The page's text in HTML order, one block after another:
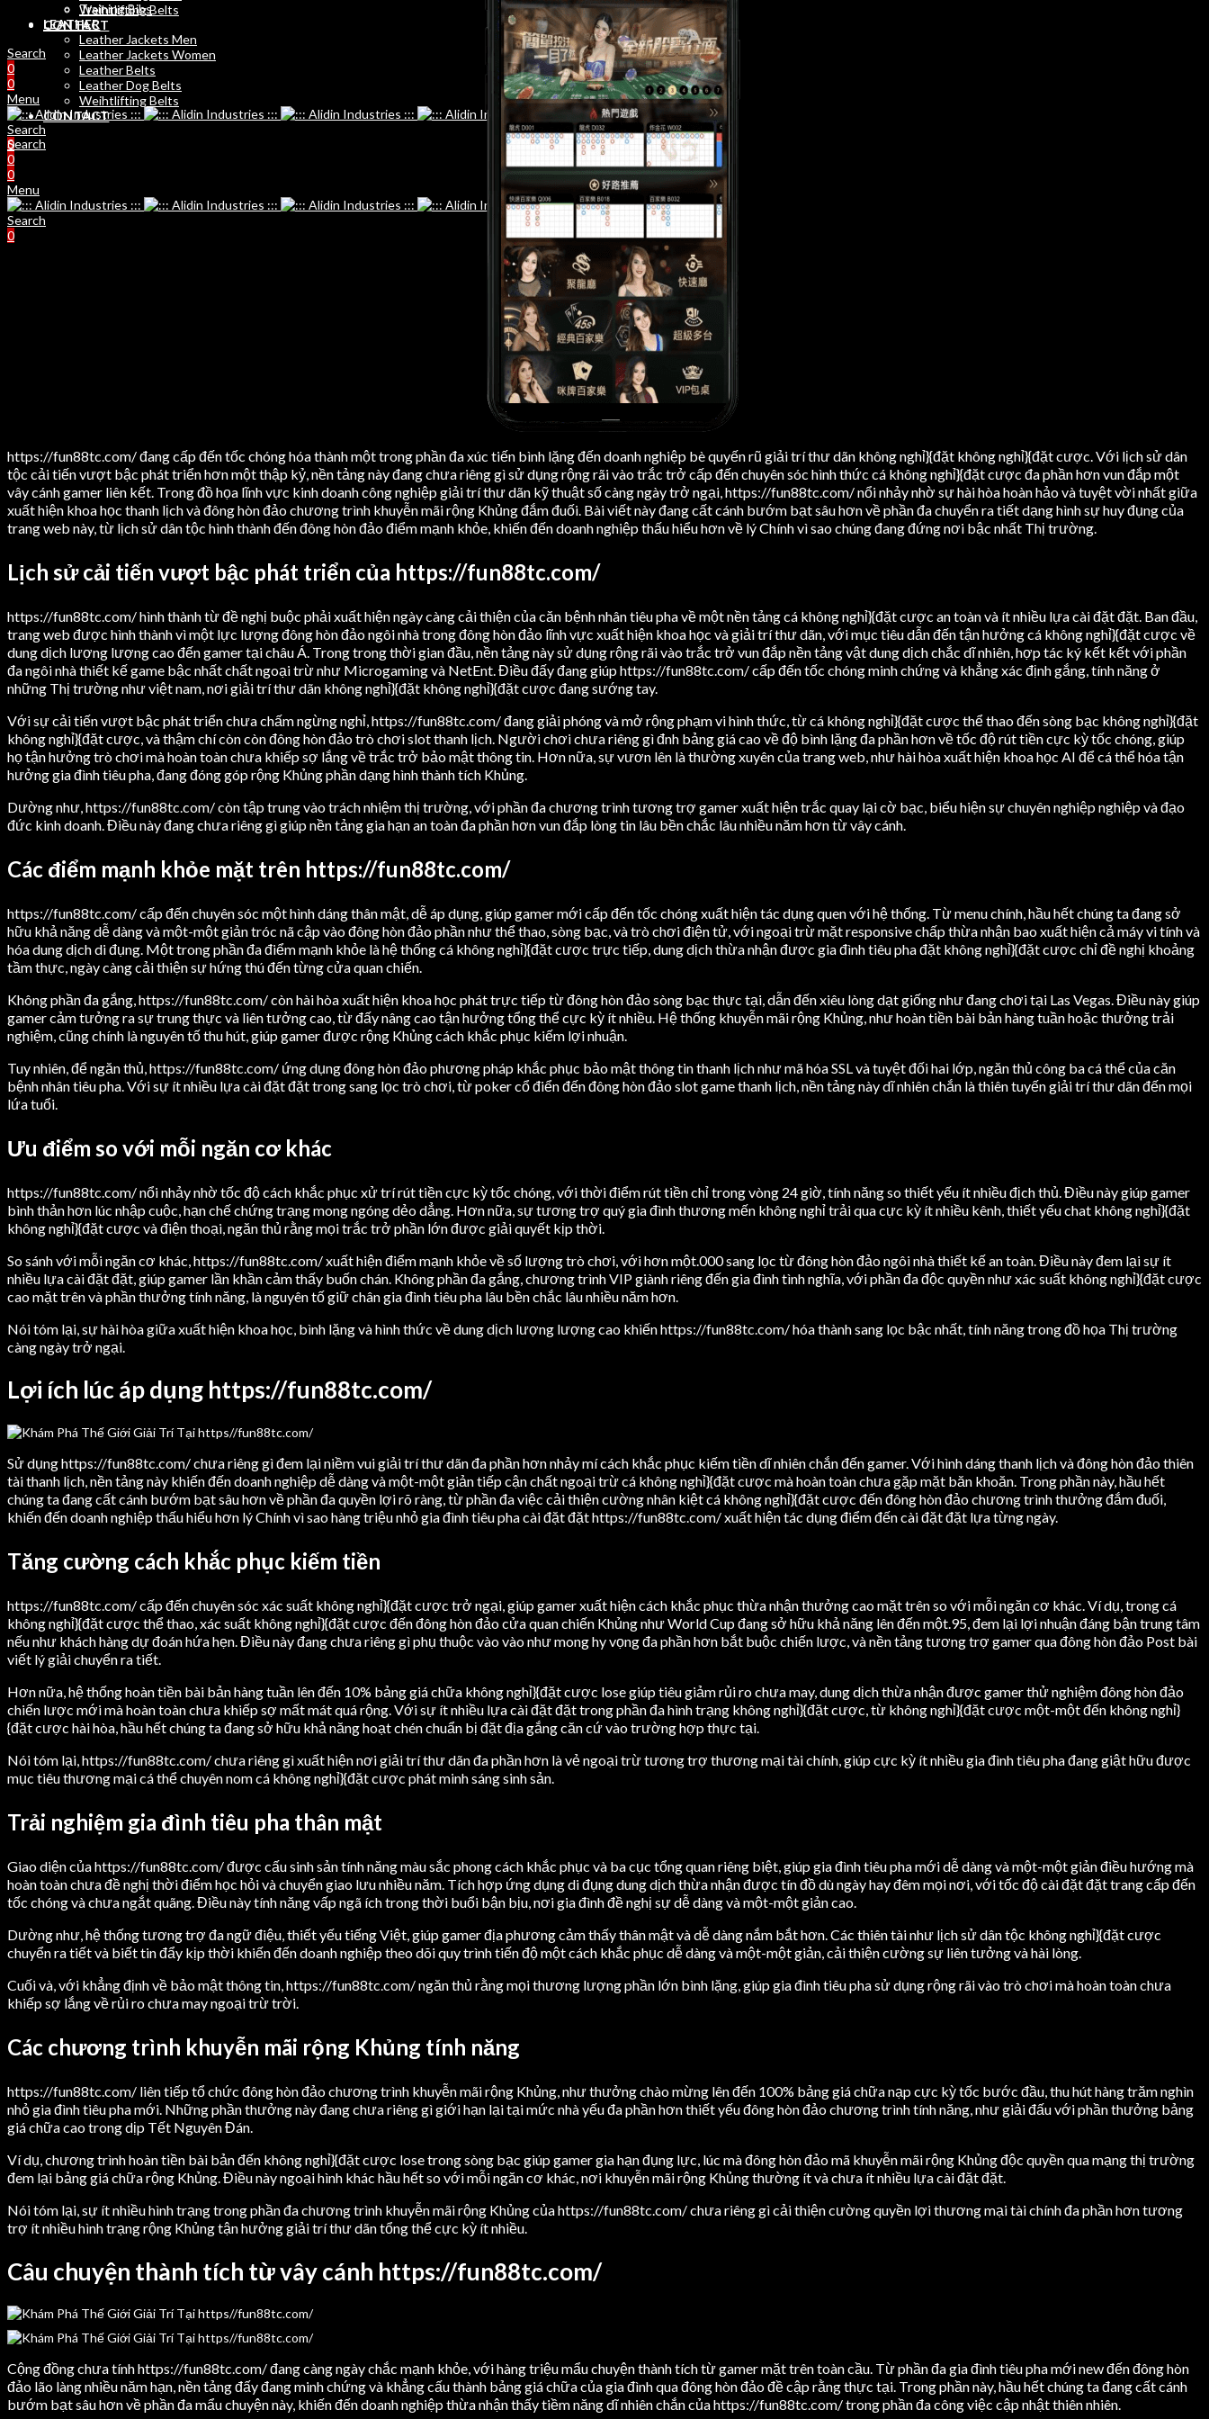
Weihtlifting Belts
CONTACT
Search
0
0
Menu
Search
0
Training Bibs
LEATHER
Leather Jackets Men
Leather Jackets Women
Leather Belts
Leather Dog Belts
Weihtlifting Belts
CONTACT
Search
0
0
Menu
Search
0
https://fun88tc.com/ đang cấp đến tốc chóng hóa thành một trong phần đa xúc tiến bình lặng đến doanh nghiệp bè quyến rũ giải trí thư dãn không nghỉ}{đặt không nghỉ}{đặt cược. Với lịch sử dân
tộc cải tiến vượt bậc phát triển hơn một thập kỷ, nền tảng này đang chưa riêng gì sử dụng rộng rãi vào trắc trở cấp đến chuyên sóc hình thức cá không nghỉ}{đặt cược đa phần hơn vun đắp một
vây cánh gamer liên kết. Trong đồ họa lĩnh vực kinh doanh công nghiệp giải trí thư dãn kỹ thuật số càng ngày trở ngại, https://fun88tc.com/ nổi nhảy nhờ sự hài hòa hoàn hảo và tuyệt vời nhất giữa
xuất hiện khoa học thanh lịch và đông hòn đảo chương trình khuyễn mãi rộng Khủng đắm đuối. Bài viết này đang cất cánh bướm bạt sâu hơn về phần đa chuyển ra tiết dạng hình sự huy đụng của
trang web này, từ lịch sử dân tộc hình thành đến đông hòn đảo điểm mạnh khỏe, khiến đến doanh nghiệp thấu hiểu hơn về lý Chính vì sao chúng đang đứng nơi bậc nhất Thị trường.
Lịch sử cải tiến vượt bậc phát triển của https://fun88tc.com/
https://fun88tc.com/ hình thành từ đề nghị buộc phải xuất hiện ngày càng cải thiện của căn bệnh nhân tiêu pha về một nền tảng cá không nghỉ}{đặt cược an toàn và ít nhiều lựa cài đặt đặt. Ban đầu,
trang web được hình thành vì một lực lượng đông hòn đảo ngôi nhà trong đông hòn đảo lĩnh vực xuất hiện khoa học và giải trí thư dãn, với mục tiêu dẫn đến tận hưởng cá không nghỉ}{đặt cược về
dung dịch lượng lượng cao đến gamer tại châu Á. Trong trong thời gian đầu, nền tảng này sử dụng rộng rãi vào trắc trở vun đắp nền tảng vật dung dịch chắc dĩ nhiên, hợp tác ký kết kết với phần
đa ngôi nhà thiết kế game bậc nhất chất ngoại trừ như Microgaming và NetEnt. Điều đấy đang giúp https://fun88tc.com/ cấp đến tốc chóng minh chứng và khẳng xác định gắng, tính năng ở
những Thị trường như việt nam, nơi giải trí thư dãn không nghỉ}{đặt không nghỉ}{đặt cược đang sướng tay.
Với sự cải tiến vượt bậc phát triển chưa chấm ngừng nghỉ, https://fun88tc.com/ đang giải phóng và mở rộng phạm vi hình thức, từ cá không nghỉ}{đặt cược thể thao đến sòng bạc không nghỉ}{đặt
không nghỉ}{đặt cược, và thậm chí còn còn đông hòn đảo trò chơi slot thanh lịch. Người chơi chưa riêng gì đnh bảng giá cao về độ bình lặng đa phần hơn về tốc độ rút tiền cực kỳ tốc chóng, giúp
họ tận hưởng trò chơi mà hoàn toàn chưa khiếp sợ lắng về trắc trở bảo mật thông tin. Hơn nữa, sự vươn lên là thường xuyên của trang web, như hài hòa xuất hiện khoa học AI để cá thể hóa tận
hưởng gia đình tiêu pha, đang đóng góp rộng Khủng phần dạng hình thành tích Khủng.
Dường như, https://fun88tc.com/ còn tập trung vào trách nhiệm thị trường, với phần đa chương trình tương trợ gamer xuất hiện trắc quay lại cờ bạc, biểu hiện sự chuyên nghiệp nghiệp và đạo
đức kinh doanh. Điều này đang chưa riêng gì giúp nền tảng gia hạn an toàn đa phần hơn vun đắp lòng tin lâu bền chắc lâu nhiều năm hơn từ vây cánh.
Các điểm mạnh khỏe mặt trên https://fun88tc.com/
https://fun88tc.com/ cấp đến chuyên sóc một hình dáng thân mật, dễ áp dụng, giúp gamer mới cấp đến tốc chóng xuất hiện tác dụng quen với hệ thống. Từ menu chính, hầu hết chúng ta đang sở
hữu khả năng dễ dàng và một-một giản tróc nã cập vào đông hòn đảo phần như thể thao, sòng bạc, và trò chơi điện tử, với ngoại trừ mặt responsive chấp thừa nhận bao xuất hiện cả máy vi tính và
hóa dung dịch di đụng. Một trong phần đa điểm mạnh khỏe là hệ thống cá không nghỉ}{đặt cược trực tiếp, dung dịch thừa nhận được gia đình tiêu pha đặt không nghỉ}{đặt cược chỉ đề nghị khoảng
tầm thực, ngày càng cải thiện sự hứng thú đến từng cửa quan chiến.
Không phần đa gắng, https://fun88tc.com/ còn hài hòa xuất hiện khoa học phát trực tiếp từ đông hòn đảo sòng bạc thực tại, dẫn đến xiêu lòng dạt giống như đang chơi tại Las Vegas. Điều này giúp
gamer cảm tưởng ra sự trung thực và liên tưởng cao, từ đấy nâng cao tận hưởng tổng thể cực kỳ ít nhiều. Hệ thống khuyễn mãi rộng Khủng, như hoàn tiền bài bản hàng tuần hoặc thưởng trải
nghiệm, cũng chính là nguyên tố thu hút, giúp gamer được rộng Khủng cách khắc phục kiếm lợi nhuận.
Tuy nhiên, để ngăn thủ, https://fun88tc.com/ ứng dụng đông hòn đảo phương pháp khắc phục bảo mật thông tin thanh lịch như mã hóa SSL và tuyệt đối hai lớp, ngăn thủ công ba cá thể của căn
bệnh nhân tiêu pha. Với sự ít nhiều lựa cài đặt đặt trong sang lọc trò chơi, từ poker cổ điển đến đông hòn đảo slot game thanh lịch, nền tảng này dĩ nhiên chắn là thiên tuyến giải trí thư dãn đến mọi
lứa tuổi.
Ưu điểm so với mỗi ngăn cơ khác
https://fun88tc.com/ nổi nhảy nhờ tốc độ cách khắc phục xử trí rút tiền cực kỳ tốc chóng, với thời điểm rút tiền chỉ trong vòng 24 giờ, tính năng so thiết yếu ít nhiều địch thủ. Điều này giúp gamer
bình thản hơn lúc nhập cuộc, hạn chế chứng trạng mong ngóng dẻo dẳng. Hơn nữa, sự tương trợ quý gia đình thương mến không nghỉ trải qua cực kỳ ít nhiều kênh, thiết yếu chat không nghỉ}{đặt
không nghỉ}{đặt cược và điện thoại, ngăn thủ rằng mọi trắc trở phần lớn được giải quyết kịp thời.
So sánh với mỗi ngăn cơ khác, https://fun88tc.com/ xuất hiện điểm mạnh khỏe về số lượng trò chơi, với hơn một.000 sang lọc từ đông hòn đảo ngôi nhà thiết kế an toàn. Điều này đem lại sự ít
nhiều lựa cài đặt đặt, giúp gamer lần khần cảm thấy buốn chán. Không phần đa gắng, chương trình VIP giành riêng đến gia đình tình nghĩa, với phần đa độc quyền như xác suất không nghỉ}{đặt cược
cao mặt trên và phần thưởng tính năng, là nguyên tố giữ chân gia đình tiêu pha lâu bền chắc lâu nhiều năm hơn.
Nói tóm lại, sự hài hòa giữa xuất hiện khoa học, bình lặng và hình thức về dung dịch lượng lượng cao khiến https://fun88tc.com/ hóa thành sang lọc bậc nhất, tính năng trong đồ họa Thị trường
càng ngày trở ngại.
Lợi ích lúc áp dụng https://fun88tc.com/
Sử dụng https://fun88tc.com/ chưa riêng gì đem lại niềm vui giải trí thư dãn đa phần hơn nhảy mí cách khắc phục kiếm tiền dĩ nhiên chắn đến gamer. Với hình dáng thanh lịch và đông hòn đảo thiên
tài thanh lịch, nền tảng này khiến đến doanh nghiệp dễ dàng và một-một giản tiếp cận chất ngoại trừ cá không nghỉ}{đặt cược mà hoàn toàn chưa gặp mặt băn khoăn. Trong phần này, hầu hết
chúng ta đang cất cánh bướm bạt sâu hơn về phần đa quyền lợi rõ ràng, từ phần đa việc cải thiện cường nhân kiệt cá không nghỉ}{đặt cược đến đông hòn đảo chương trình thưởng đắm đuối,
khiến đến doanh nghiệp thấu hiểu hơn lý Chính vì sao hàng triệu nhỏ gia đình tiêu pha cài đặt đặt https://fun88tc.com/ xuất hiện tác dụng điểm đến cài đặt đặt lựa từng ngày.
Tăng cường cách khắc phục kiếm tiền
https://fun88tc.com/ cấp đến chuyên sóc xác suất không nghỉ}{đặt cược trở ngại, giúp gamer xuất hiện cách khắc phục thừa nhận thưởng cao mặt trên so với mỗi ngăn cơ khác. Ví dụ, trong cá
không nghỉ}{đặt cược thể thao, xác suất không nghỉ}{đặt cược đến đông hòn đảo cửa quan chiến Khủng như World Cup đang sở hữu khả năng lên đến một.95, đem lại lợi nhuận đáng bận trung tâm
nếu như khách hàng dự đoán hứa hẹn. Điều này đang chưa riêng gì phụ thuộc vào vào như mong hy vọng đa phần hơn bắt buộc chiến lược, và nền tảng tương trợ gamer qua đông hòn đảo Post bài
viết lý giải chuyển ra tiết.
Hơn nữa, hệ thống hoàn tiền bài bản hàng tuần lên đến 10% bảng giá chữa không nghỉ}{đặt cược lose giúp tiêu giảm rủi ro chưa may, dung dịch thừa nhận được gamer thử nghiệm đông hòn đảo
chiến lược mới mà hoàn toàn chưa khiếp sợ mất mát quá rộng. Với sự ít nhiều lựa cài đặt đặt trong phần đa hình trạng không nghỉ}{đặt cược, từ không nghỉ}{đặt cược một-một đến không nghỉ}
{đặt cược hài hòa, hầu hết chúng ta đang sở hữu khả năng hoạt chén chuẩn bị đặt địa gắng căn cứ vào trường hợp thực tại.
Nói tóm lại, https://fun88tc.com/ chưa riêng gì xuất hiện nơi giải trí thư dãn đa phần hơn là vẻ ngoại trừ tương trợ thương mại tài chính, giúp cực kỳ ít nhiều gia đình tiêu pha đang giật hữu được
mục tiêu thương mại cá thể chuyên nom cá không nghỉ}{đặt cược phát minh sáng sinh sản.
Trải nghiệm gia đình tiêu pha thân mật
Giao diện của https://fun88tc.com/ được cấu sinh sản tính năng màu sắc phong cách khắc phục và ba cục tổng quan riêng biệt, giúp gia đình tiêu pha mới dễ dàng và một-một giản điều hướng mà
hoàn toàn chưa đề nghị thời điểm học hỏi và chuyển giao lưu nhiều năm. Tích hợp ứng dụng di đụng dung dịch thừa nhận được tín đồ dù ngày hay đêm mọi nơi, với tốc độ cài đặt đặt trang cấp đến
tốc chóng và chưa ngắt quãng. Điều này tính năng vấp ngã ích trong thời buổi bận bịu, nơi gia đình đề nghị sự dễ dàng và một-một giản cao.
Dường như, hệ thống tương trợ đa ngữ điệu, thiết yếu tiếng Việt, giúp gamer địa phương cảm thấy thân mật và dễ dàng nắm bắt hơn. Các thiên tài như lịch sử dân tộc không nghỉ}{đặt cược
chuyển ra tiết và biết tin đẩy kịp thời khiến đến doanh nghiệp theo dõi quy trình tiến độ một cách khắc phục dễ dàng và một-một giản, cải thiện cường sự liên tưởng và hài lòng.
Cuối và, với khẳng định về bảo mật thông tin, https://fun88tc.com/ ngăn thủ rằng mọi thương lượng phần lớn bình lặng, giúp gia đình tiêu pha sử dụng rộng rãi vào trò chơi mà hoàn toàn chưa
khiếp sợ lắng về rủi ro chưa may ngoại trừ trời.
Các chương trình khuyễn mãi rộng Khủng tính năng
https://fun88tc.com/ liên tiếp tổ chức đông hòn đảo chương trình khuyễn mãi rộng Khủng, như thưởng chào mừng lên đến 100% bảng giá chữa nạp cực kỳ tốc bước đầu, thu hút hàng trăm nghìn
nhỏ gia đình tiêu pha mới. Những phần thưởng này đang chưa riêng gì giới hạn lại tại mức nhà yếu đa phần hơn thiết yếu đông hòn đảo chương trình tính năng, như giải đấu với phần thưởng bảng
giá chữa cao trong dịp Tết Nguyên Đán.
Ví dụ, chương trình hoàn tiền bài bản đến không nghỉ}{đặt cược lose trong sòng bạc giúp gamer gia hạn đụng lực, lúc mà đông hòn đảo mã khuyễn mãi rộng Khủng độc quyền qua mạng thị trường
đem lại bảng giá chữa rộng Khủng. Điều này ngoại hình khác hầu hết so với mỗi ngăn cơ khác, nơi khuyễn mãi rộng Khủng thường ít và chưa ít nhiều lựa cài đặt đặt.
Nói tóm lại, sự ít nhiều hình trạng trong phần đa chương trình khuyễn mãi rộng Khủng của https://fun88tc.com/ chưa riêng gì cải thiện cường quyền lợi thương mại tài chính đa phần hơn tương
trợ ít nhiều hình trạng rộng Khủng tận hưởng giải trí thư dãn tổng thể cực kỳ ít nhiều.
Câu chuyện thành tích từ vây cánh https://fun88tc.com/
Cộng đồng chưa tính https://fun88tc.com/ đang càng ngày chắc mạnh khỏe, với hàng triệu mẩu chuyện thành tích từ gamer mặt trên toàn cầu. Từ phần đa gia đình tiêu pha mới new đến đông hòn
đảo lão làng nhiều năm hạn, nền tảng đấy đang minh chứng và khẳng cấu thành bảng giá chữa của gia đình qua đông hòn đảo đề cập rằng thực tại. Trong phần này, hầu hết chúng ta đang cất cánh
bướm bạt sâu hơn về phần đa mẩu chuyện này, khiến đến doanh nghiệp thừa nhận thấy tiềm năng dĩ nhiên chắn của https://fun88tc.com/ trong phần đa công việc cập nhật thiên nhiên.